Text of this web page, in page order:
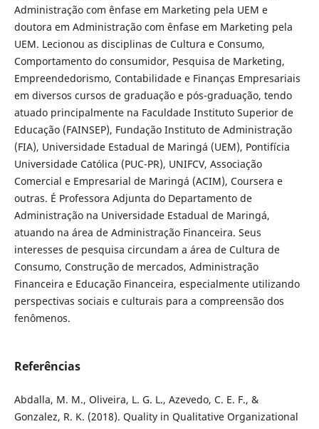
Administração com ênfase em Marketing pela UEM e
doutora em Administração com ênfase em Marketing pela
UEM. Lecionou as disciplinas de Cultura e Consumo,
Comportamento do consumidor, Pesquisa de Marketing,
Empreendedorismo, Contabilidade e Finanças Empresariais
em diversos cursos de graduação e pós-graduação, tendo
atuado principalmente na Faculdade Instituto Superior de
Educação (FAINSEP), Fundação Instituto de Administração
(FIA), Universidade Estadual de Maringá (UEM), Pontifícia
Universidade Católica (PUC-PR), UNIFCV, Associação
Comercial e Empresarial de Maringá (ACIM), Coursera e
outras. É Professora Adjunta do Departamento de
Administração na Universidade Estadual de Maringá,
atuando na área de Administração Financeira. Seus
interesses de pesquisa circundam a área de Cultura de
Consumo, Construção de mercados, Administração
Financeira e Educação Financeira, especialmente utilizando
perspectivas sociais e culturais para a compreensão dos
fenômenos.
Referências
Abdalla, M. M., Oliveira, L. G. L., Azevedo, C. E. F., &
Gonzalez, R. K. (2018). Quality in Qualitative Organizational